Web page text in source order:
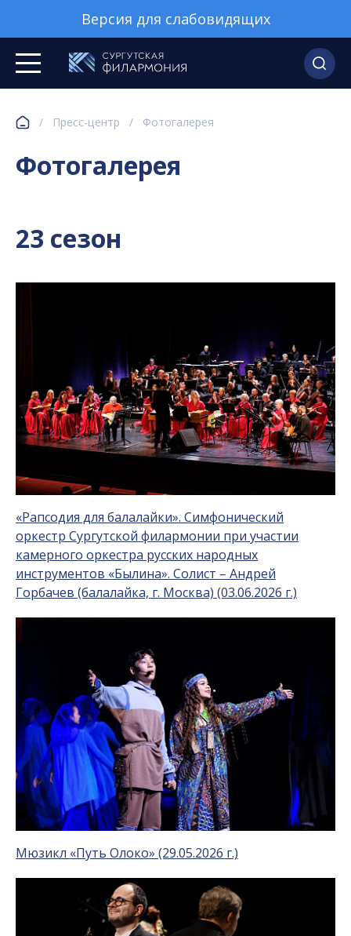
Версия для слабовидящих
/ Пресс-центр / Фотогалерея
Фотогалерея
23 сезон
«Рапсодия для балалайки». Симфонический
оркестр Сургутской филармонии при участии
камерного оркестра русских народных
инструментов «Былина». Солист – Андрей
Горбачев (балалайка, г. Москва) (03.06.2026 г.)
Мюзикл «Путь Олоко» (29.05.2026 г.)